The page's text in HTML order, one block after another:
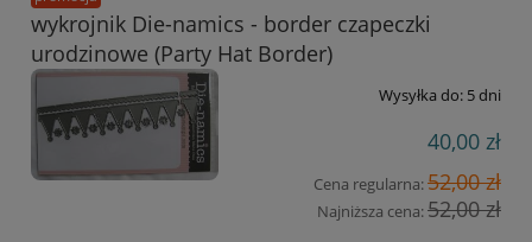
wykrojnik Die-namics - border czapeczki
urodzinowe (Party Hat Border)
Wysyłka do: 5 dni
40,00 zł
Cena regularna:52,00 zł
Najniższa cena:52,00 zł